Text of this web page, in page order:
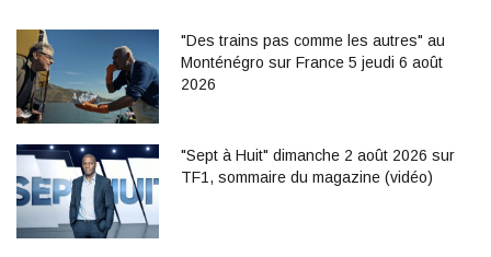
"Des trains pas comme les autres" au
Monténégro sur France 5 jeudi 6 août
2026
"Sept à Huit" dimanche 2 août 2026 sur
TF1, sommaire du magazine (vidéo)